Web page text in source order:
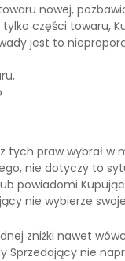
nowej,
części towaru,
jest to
praw wybrał w
nie dotyczy to
powiadomi
nie wybierze
zniżki nawet
Sprzedający nie